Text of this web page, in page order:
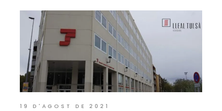
19 D'AGOST DE 2021